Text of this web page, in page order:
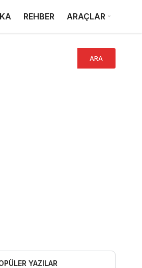
REHBER ARAÇLAR
YAZILAR